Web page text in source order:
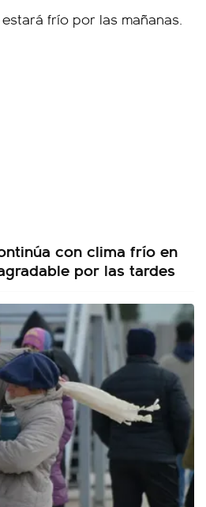
con clima frío en
por las tardes